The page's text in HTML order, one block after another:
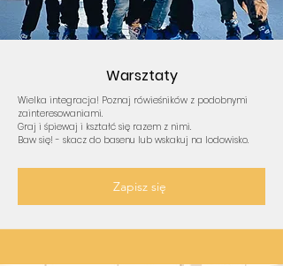
Warsztaty
Wielka integracja! Poznaj rówieśników z podobnymi
zainteresowaniami.
Graj i śpiewaj i kształć się razem z nimi.
Baw się! - skacz do basenu lub wskakuj na lodowisko.
Zapisz się